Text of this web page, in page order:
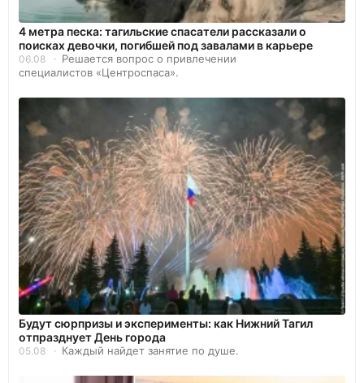
4 метра песка: тагильские спасатели рассказали о
поисках девочки, погибшей под завалами в карьере
06.08
Решается вопрос о привлечении
специалистов «Центроспаса».
Будут сюрпризы и эксперименты: как Нижний Тагил
отпразднует День города
05.08 Каждый найдет занятие по душе.